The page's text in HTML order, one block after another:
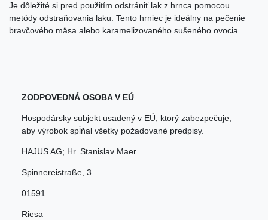
Je dôležité si pred použitím odstrániť lak z hrnca pomocou
metódy odstraňovania laku. Tento hrniec je ideálny na pečenie
bravčového mäsa alebo karamelizovaného sušeného ovocia.
ZODPOVEDNÁ OSOBA V EÚ
Hospodársky subjekt usadený v EÚ, ktorý zabezpečuje,
aby výrobok spĺňal všetky požadované predpisy.
HAJUS AG; Hr. Stanislav Maer
Spinnereistraße 3
01591
Riesa